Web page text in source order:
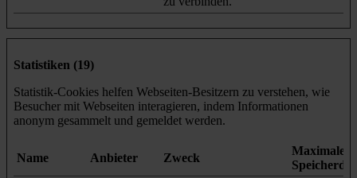
Statistiken (19)
Statistik-Cookies helfen Webseiten-Besitzern zu verstehen, wie
Besucher mit Webseiten interagieren, indem Informationen
anonym gesammelt und gemeldet werden.
Name Anbieter Zweck
Maximale